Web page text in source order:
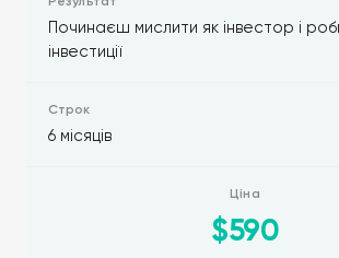
Починаєш мислити як інвестор і
інвестиції
6 місяців
$590